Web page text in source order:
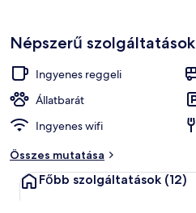
Népszerű szolgáltatások
Ingyenes reggeli
Állatbarát
Ingyenes wifi
Összes mutatása
Főbb szolgáltatások (12)